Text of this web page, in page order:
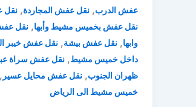
عفش الدرب, نقل عفش المجاردة, نقل
نقل عفش بخميس مشيط وأبها, نقل
وابها, نقل عفش بيشة, نقل عفش خيبر
داخل خميس مشيط, نقل عفش سراة
ظهران الجنوب, نقل عفش محايل عسير ,
خميس مشيط الى الرياض